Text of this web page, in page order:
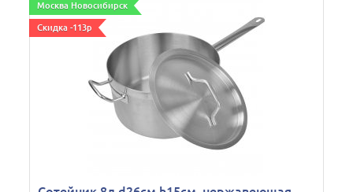
Москва Новосибирск
Скидка -113р